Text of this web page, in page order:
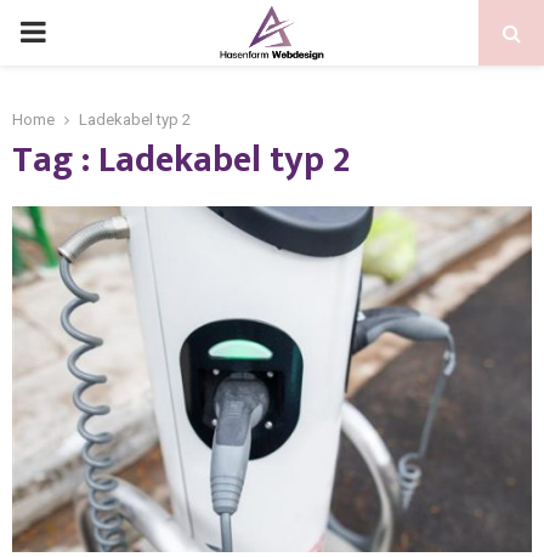
Home Ladekabel typ 2
Tag : Ladekabel typ 2